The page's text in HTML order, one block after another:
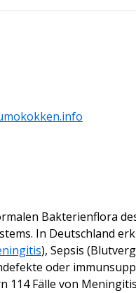
Bakterienflora
In Deutschland
), Sepsis
oder
114 Fälle von